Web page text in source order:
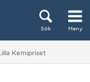
Sök Meny
Kemipriset